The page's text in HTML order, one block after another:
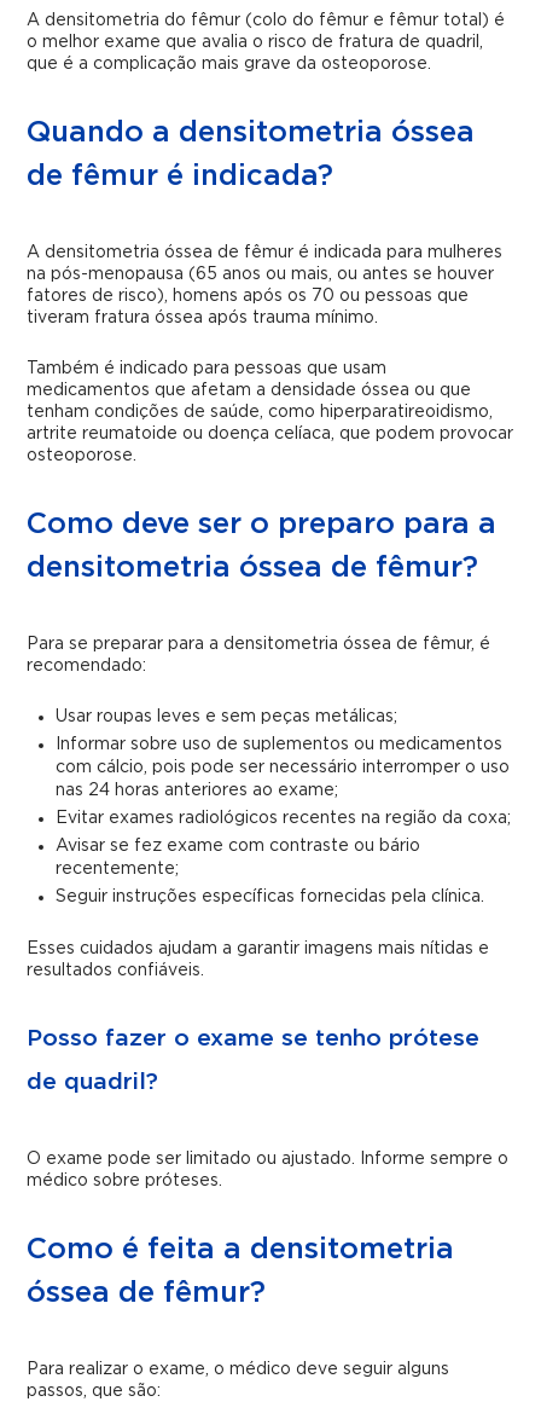
A densitometria do fêmur (colo do fêmur e fêmur total) é
o melhor exame que avalia o risco de fratura de quadril,
que é a complicação mais grave da osteoporose.
Quando a densitometria óssea
de fêmur é indicada?
A densitometria óssea de fêmur é indicada para mulheres
na pós-menopausa (65 anos ou mais, ou antes se houver
fatores de risco), homens após os 70 ou pessoas que
tiveram fratura óssea após trauma mínimo.
Também é indicado para pessoas que usam
medicamentos que afetam a densidade óssea ou que
tenham condições de saúde, como hiperparatireoidismo,
artrite reumatoide ou doença celíaca, que podem provocar
osteoporose.
Como deve ser o preparo para a
densitometria óssea de fêmur?
Para se preparar para a densitometria óssea de fêmur, é
recomendado:
Usar roupas leves e sem peças metálicas;
Informar sobre uso de suplementos ou medicamentos
com cálcio, pois pode ser necessário interromper o uso
nas 24 horas anteriores ao exame;
Evitar exames radiológicos recentes na região da coxa;
Avisar se fez exame com contraste ou bário
recentemente;
Seguir instruções específicas fornecidas pela clínica.
Esses cuidados ajudam a garantir imagens mais nítidas e
resultados confiáveis.
Posso fazer o exame se tenho prótese
de quadril?
O exame pode ser limitado ou ajustado. Informe sempre o
médico sobre próteses.
Como é feita a densitometria
óssea de fêmur?
Para realizar o exame, o médico deve seguir alguns
passos, que são: